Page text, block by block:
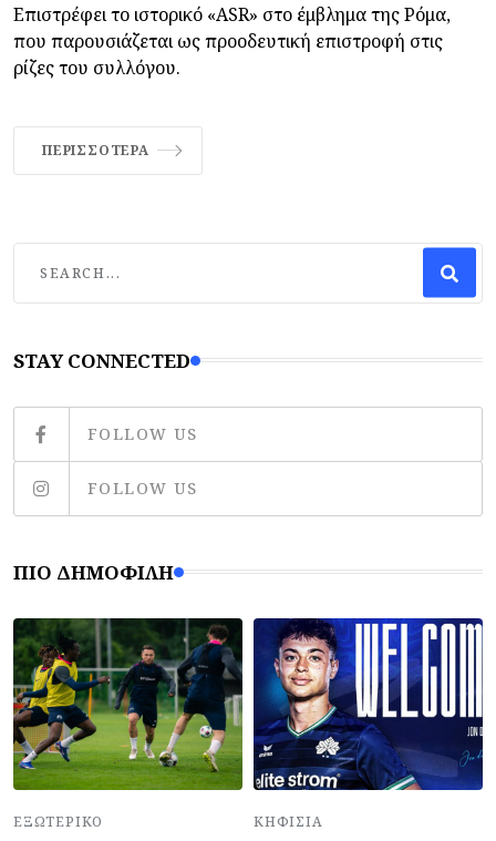
Επιστρέφει το ιστορικό «ASR» στο έμβλημα της Ρόμα,
που παρουσιάζεται ως προοδευτική επιστροφή στις
ρίζες του συλλόγου.
ΠΕΡΙΣΣΌΤΕΡΑ
STAY CONNECTED
FOLLOW US
FOLLOW US
ΠΙΟ ΔΗΜΟΦΙΛΉ
ΕΞΩΤΕΡΙΚΌ ΚΗΦΙΣΙΆ